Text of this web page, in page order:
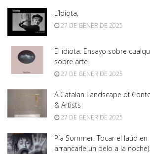
L’Idiota.
27 DE GENER DE 2025
El idiota. Ensayo sobre
sobre arte.
27 DE GENER DE 2025
A Catalan Landscape of
& Artists
27 DE GENER DE 2025
Pía Sommer. Tocar el laúd en
arrancarle un pelo a la noche).